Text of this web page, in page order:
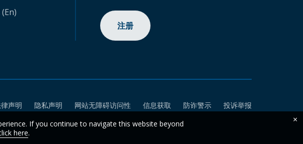
注册
声明 隐私声明 网站无障碍访问性 信息获取 防诈警示
投诉举报
If you continue to navigate this website beyond
here.
×